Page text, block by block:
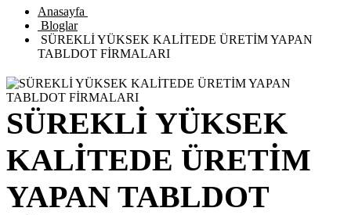
Anasayfa
Bloglar
SÜREKLİ YÜKSEK KALİTEDE ÜRETİM YAPAN
TABLDOT FİRMALARI
SÜREKLİ YÜKSEK
KALİTEDE ÜRETİM
YAPAN TABLDOT